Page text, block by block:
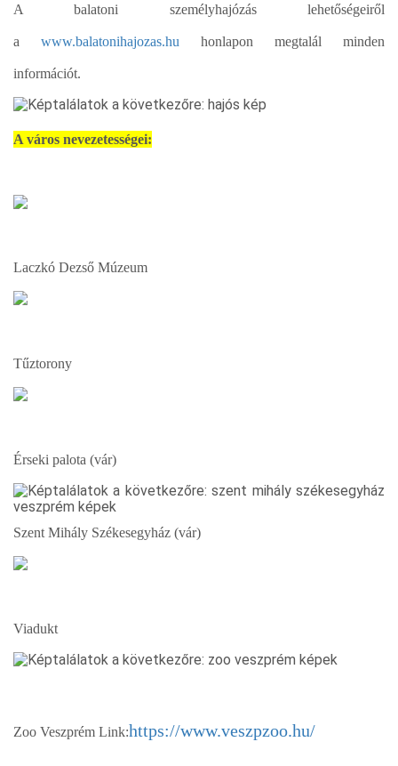
A balatoni személyhajózás lehetőségeiről
a www.balatonihajozas.hu honlapon megtalál minden
információt.
A város nevezetességei:
Laczkó Dezső Múzeum
Tűztorony
Érseki palota (vár)
Szent Mihály Székesegyház (vár)
Viadukt
Zoo Veszprém Link:https://www.veszpzoo.hu/